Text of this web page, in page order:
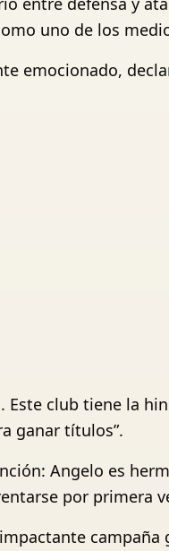
uno de los
emocionado,
Este club tiene la
ganar títulos”.
Angelo es
por primera